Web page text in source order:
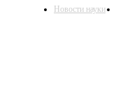
Новости науки